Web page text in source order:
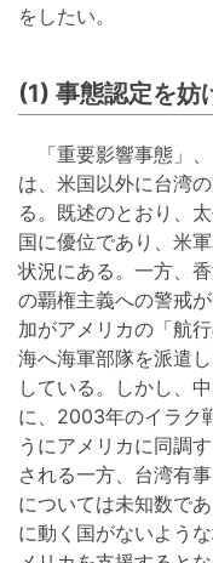
をしたい。
(1) 事態認定を妨
「重要影響事態」
は、米国以外に台湾
る。既述のとおり、
国に優位であり、米
状況にある。一方、
の覇権主義への警戒
加がアメリカの「航
海へ海軍部隊を派遣
している。しかし、
に、2003年のイラク
うにアメリカに同調
される一方、台湾有
については未知数で
に動く国がないよう